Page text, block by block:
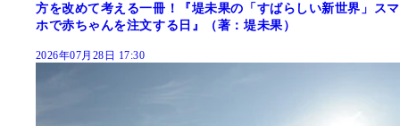
方を改めて考える一冊！『堤未果の「すばらしい新世界」スマ
ホで赤ちゃんを注文する日』（著：堤未果）
2026年07月28日 17:30